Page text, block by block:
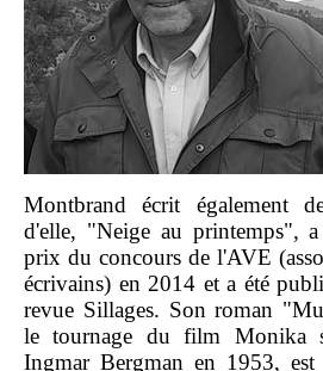
Montbrand écrit également
d'elle, "Neige au printemps",
prix du concours de l'AVE
écrivains) en 2014 et a été
revue Sillages. Son roman
le tournage du film Monika
Ingmar Bergman en 1953,